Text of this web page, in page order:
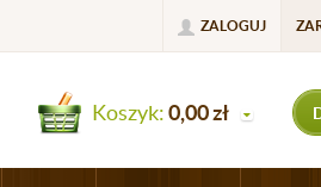
ZALOGUJ
Koszyk:0,00zł